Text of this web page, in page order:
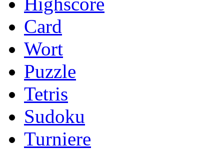
Card
Wort
Puzzle
Tetris
Sudoku
Turniere